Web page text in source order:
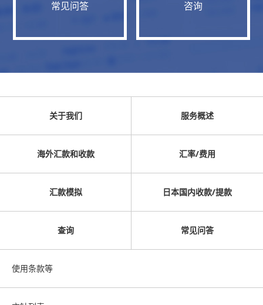
常见问答 咨询
关于我们 服务概述
海外汇款和收款 汇率/费用
汇款模拟 日本国内收款/提款
查询 常见问答
使用条款等